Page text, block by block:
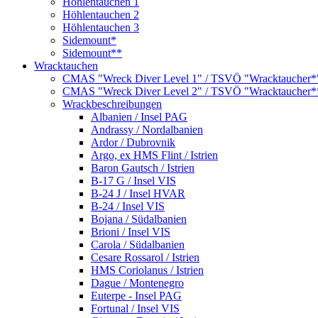
Höhlentauchen 2
Höhlentauchen 3
Sidemount*
Sidemount**
Wracktauchen
CMAS "Wreck Diver Level 1" / TSVÖ
CMAS "Wreck Diver Level 2" / TSVÖ
Wrackbeschreibungen
Albanien / Insel PAG
Andrassy / Nordalbanien
Ardor / Dubrovnik
Argo, ex HMS Flint / Istrien
Baron Gautsch / Istrien
B-17 G / Insel VIS
B-24 J / Insel HVAR
B-24 / Insel VIS
Bojana / Südalbanien
Brioni / Insel VIS
Carola / Südalbanien
Cesare Rossarol / Istrien
HMS Coriolanus / Istrien
Dague / Montenegro
Euterpe - Insel PAG
Fortunal / Insel VIS